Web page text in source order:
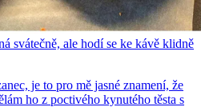
svátečně, ale hodí se ke kávě klidně
je to pro mě jasné znamení, že
ho z poctivého kynutého těsta s